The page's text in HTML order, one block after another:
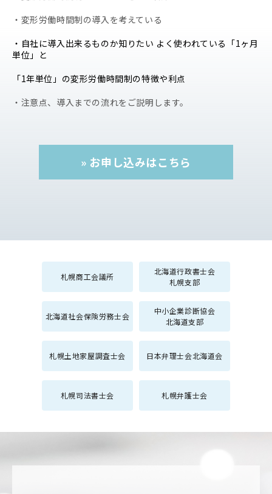
・変形労働時間制の導入を考えている
・自社に導入出来るものか知りたい よく使われている「1ヶ月
単位」と
「1年単位」の変形労働時間制の特徴や利点
・注意点、導入までの流れをご説明します。
» お申し込みはこちら
札幌商工会議所
北海道行政書士会
札幌支部
北海道社会保険労務士会
中小企業診断協会
北海道支部
札幌土地家屋調査士会 日本弁理士会北海道会
札幌司法書士会 札幌弁護士会